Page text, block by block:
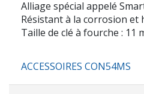
Alliage spécial appelé
Résistant à la corrosion et
Taille de clé à fourche : 11
ACCESSOIRES CON54MS